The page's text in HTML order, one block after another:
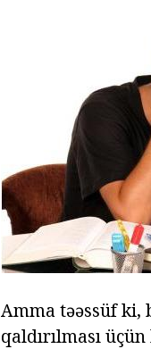
Amma təəssüf ki,
qaldırılması